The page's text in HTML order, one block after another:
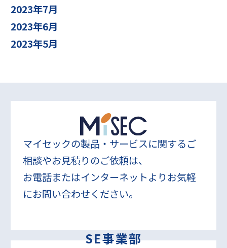
2023年7月
2023年6月
2023年5月
マイセックの製品・サービスに関するご
相談やお見積りのご依頼は、
お電話またはインターネットよりお気軽
にお問い合わせください。
SE事業部